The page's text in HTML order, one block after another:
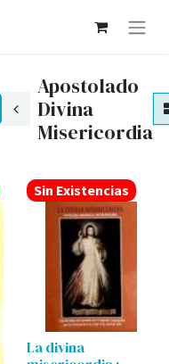
Apostolado
Divina
Misericordia
Sin Existencias
La divina